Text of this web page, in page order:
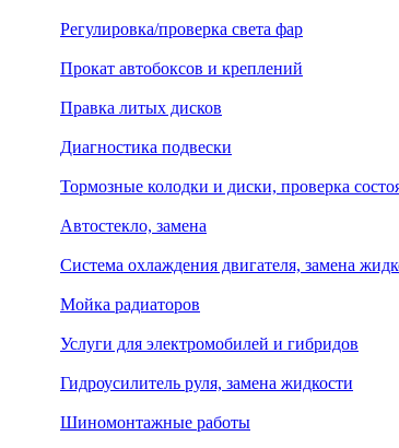
Регулировка/проверка света фар
Прокат автобоксов и креплений
Правка литых дисков
Диагностика подвески
Тормозные колодки и диски, проверка
Автостекло, замена
Система охлаждения двигателя, замена
Мойка радиаторов
Услуги для электромобилей и гибридов
Гидроусилитель руля, замена жидкости
Шиномонтажные работы